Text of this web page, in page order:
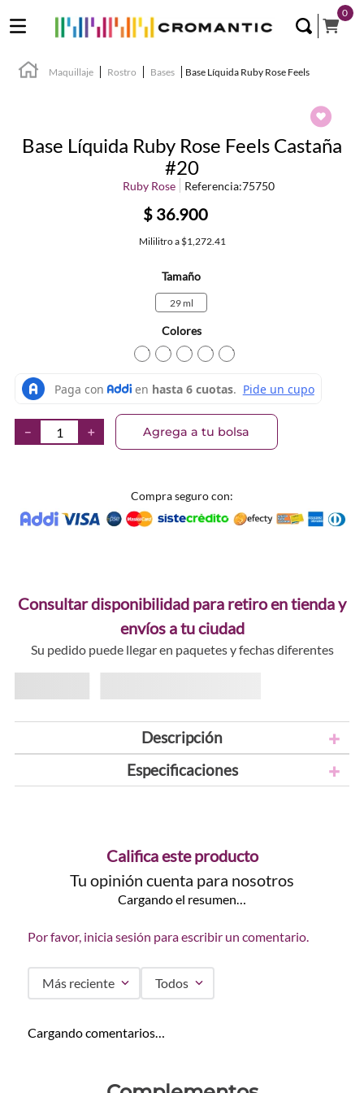
0
Maquillaje Rostro Bases Base Líquida Ruby Rose Feels
Base Líquida Ruby Rose Feels Castaña
#20
Ruby Rose Referencia:75750
$ 36.900
Mililitroa $1,272.41
Tamaño
29 ml
Colores
TEXTURA_6972858361333
TEXTURA_6972858361364
TEXTURA_6972858361357
＋
－ Agrega a tu bolsa
Compra seguro con:
Consultar disponibilidad para retiro en tienda y
envíos a tu ciudad
Su pedido puede llegar en paquetes y fechas diferentes
Descripción
Especificaciones
Califica este producto
Tu opinión cuenta para nosotros
Cargando el resumen…
Por favor, inicia sesión para escribir un comentario.
Más reciente Todos
Cargando comentarios…